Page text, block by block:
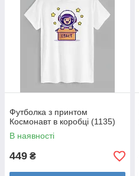
Футболка з принтом
Космонавт в коробці (1135)
В наявності
449 ₴